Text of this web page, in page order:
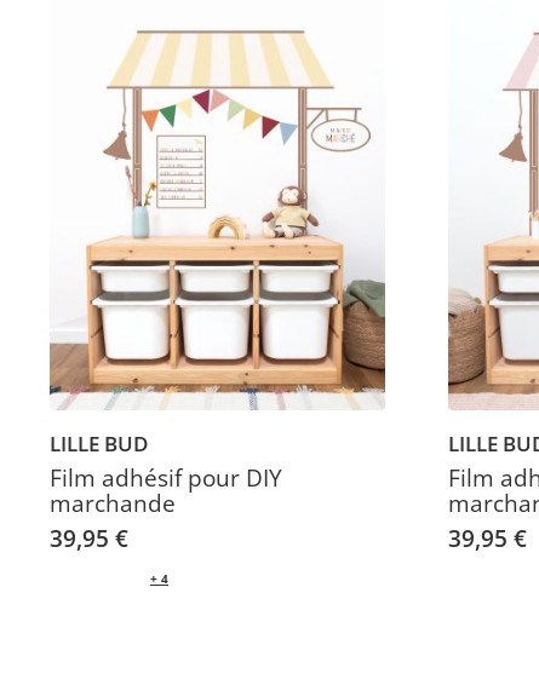
LILLE BUD
Film adhésif pour DIY
marchande
39,95 €
+ 4
LILLE
Film
39,95 €